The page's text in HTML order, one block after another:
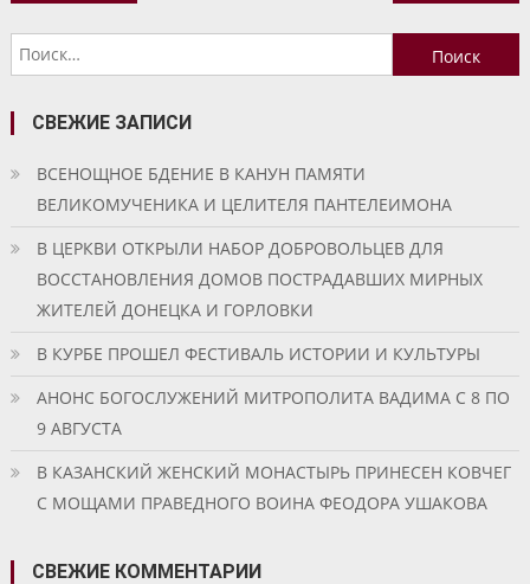
по
записям
Найти:
СВЕЖИЕ ЗАПИСИ
ВСЕНОЩНОЕ БДЕНИЕ В КАНУН ПАМЯТИ
ВЕЛИКОМУЧЕНИКА И ЦЕЛИТЕЛЯ ПАНТЕЛЕИМОНА
В ЦЕРКВИ ОТКРЫЛИ НАБОР ДОБРОВОЛЬЦЕВ ДЛЯ
ВОССТАНОВЛЕНИЯ ДОМОВ ПОСТРАДАВШИХ МИРНЫХ
ЖИТЕЛЕЙ ДОНЕЦКА И ГОРЛОВКИ
В КУРБЕ ПРОШЕЛ ФЕСТИВАЛЬ ИСТОРИИ И КУЛЬТУРЫ
АНОНС БОГОСЛУЖЕНИЙ МИТРОПОЛИТА ВАДИМА С 8 ПО
9 АВГУСТА
В КАЗАНСКИЙ ЖЕНСКИЙ МОНАСТЫРЬ ПРИНЕСЕН КОВЧЕГ
С МОЩАМИ ПРАВЕДНОГО ВОИНА ФЕОДОРА УШАКОВА
СВЕЖИЕ КОММЕНТАРИИ